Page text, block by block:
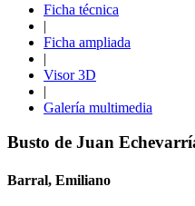
Ficha técnica
|
Ficha ampliada
|
Visor 3D
|
Galería multimedia
Busto de Juan
Barral, Emiliano